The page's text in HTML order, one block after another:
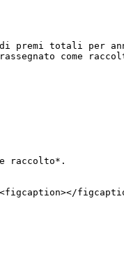
di premi totali per
come
raccolto*.